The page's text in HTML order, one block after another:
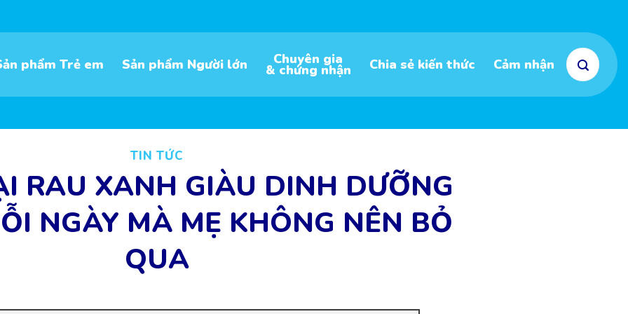
phẩm Trẻ em Sản phẩm Người lớn Chuyên gia
& chứng nhận Chia sẻ kiến thức Cảm nhận
TIN TỨC
RAU XANH GIÀU DINH DƯỠNG
NGÀY MÀ MẸ KHÔNG NÊN BỎ
QUA